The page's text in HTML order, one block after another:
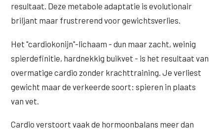
resultaat. Deze metabole adaptatie is evolutionair
briljant maar frustrerend voor gewichtsverlies.
Het "cardiokonijn"-lichaam - dun maar zacht, weinig
spierdefinitie, hardnekkig buikvet - is het resultaat van
overmatige cardio zonder krachttraining. Je verliest
gewicht maar de verkeerde soort: spieren in plaats
van vet.
Cardio verstoort vaak de hormoonbalans meer dan